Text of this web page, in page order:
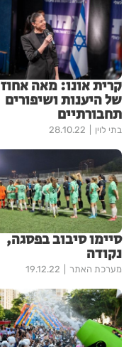
קרית אונו: מאה אחוז
של היענות ושיפורים
תחבורתיים
בתי לוין 28.10.22
סיימו סיבוב בפסגה,
נקודה
מערכת האתר 19.12.22